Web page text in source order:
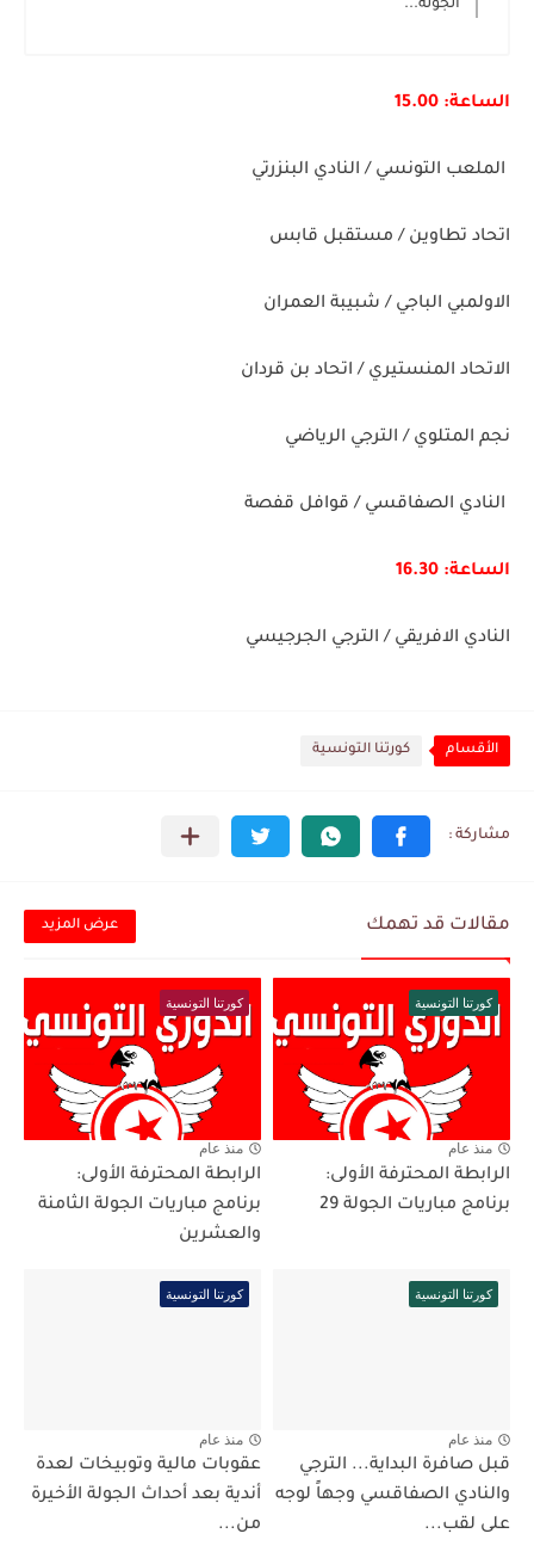
الجولة...
الساعة: 15.00
الملعب التونسي / النادي البنزرتي
اتحاد تطاوين / مستقبل قابس
الاولمبي الباجي / شبيبة العمران
الاتحاد المنستيري / اتحاد بن قردان
نجم المتلوي / الترجي الرياضي
النادي الصفاقسي / قوافل قفصة
الساعة: 16.30
النادي الافريقي / الترجي الجرجيسي
الأقسام كورتنا التونسية
مقالات قد تهمك عرض المزيد
كورتنا التونسية
منذ عام
الرابطة المحترفة الأولى:
برنامج مباريات الجولة 29
كورتنا التونسية
منذ عام
الرابطة المحترفة الأولى:
برنامج مباريات الجولة الثامنة
والعشرين
كورتنا التونسية
منذ عام
قبل صافرة البداية... الترجي
والنادي الصفاقسي وجهاً لوجه
على لقب...
كورتنا التونسية
منذ عام
عقوبات مالية وتوبيخات لعدة
أندية بعد أحداث الجولة الأخيرة
من...